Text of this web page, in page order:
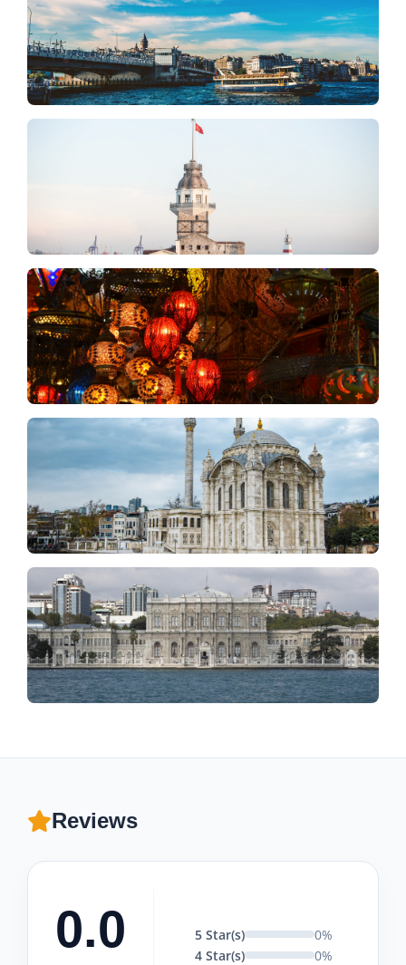
Reviews
0.0 5 Star(s)
0%
4 Star(s)
0%